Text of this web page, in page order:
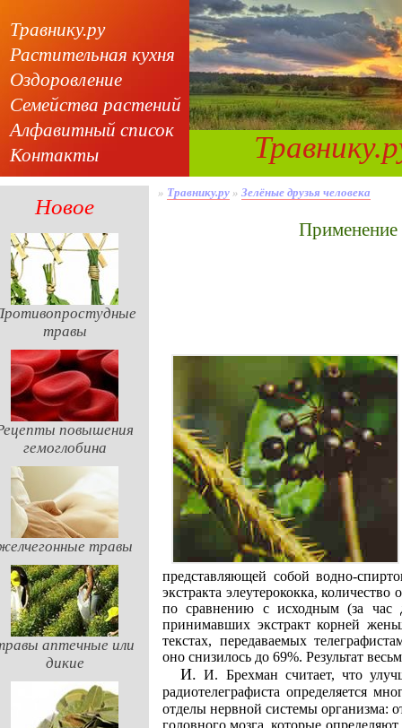
Травнику.ру
Растительная кухня
Оздоровление
Семейства растений
Алфавитный список
Контакты
Новое
травы
повышения
гемоглобина
травы
аптечные или
дикие
» Травнику.ру » Зелёные друзья человека
представляющей собой водно-
экстракта элеутерококка,
по сравнению с исходным (за
принимавших экстракт корней
текстах, передаваемых
оно снизилось до 69%. Результат
И. И. Брехман считает, что улучшение показателей профессиональной деятельности
радиотелеграфиста определяется
отделы нервной системы организма:
головного мозга, которые